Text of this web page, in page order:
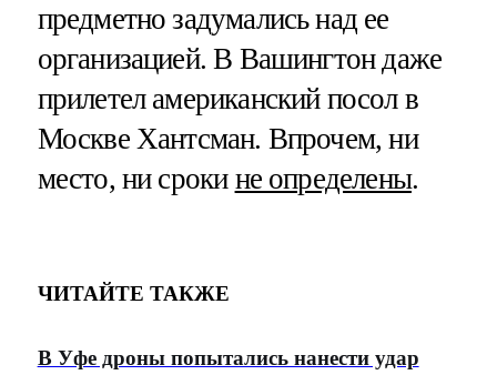
предметно задумались над ее
организацией. В Вашингтон даже
прилетел американский посол в
Москве Хантсман. Впрочем, ни
место, ни сроки не определены.
ЧИТАЙТЕ ТАКЖЕ
В Уфе дроны попытались нанести удар